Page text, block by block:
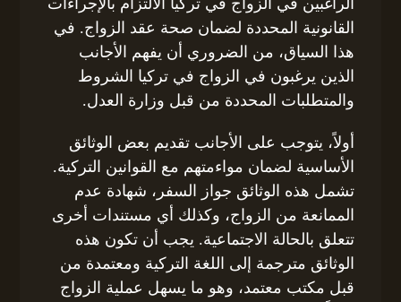
الراغبين في الزواج في تركيا الالتزام بالإجراءات
القانونية المحددة لضمان صحة عقد الزواج. في
هذا السياق، من الضروري أن يفهم الأجانب
الذين يرغبون في الزواج في تركيا الشروط
والمتطلبات المحددة من قبل وزارة العدل.
أولاً، يتوجب على الأجانب تقديم بعض الوثائق
الأساسية لضمان مواءمتهم مع القوانين التركية.
تشمل هذه الوثائق جواز السفر، شهادة عدم
الممانعة من الزواج، وكذلك أي مستندات أخرى
تتعلق بالحالة الاجتماعية. يجب أن تكون هذه
الوثائق مترجمة إلى اللغة التركية ومعتمدة من
قبل مكتب معتمد، وهو ما يسهل عملية الزواج